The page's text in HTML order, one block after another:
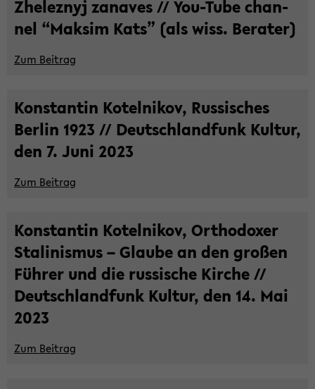
Zhe­lez­nyj za­na­ves // You-​Tube chan­
nel “Mak­sim Kats” (als wiss. Be­ra­ter)
Zum Bei­trag
Kon­stan­tin Ko­tel­ni­kov, Rus­si­sches
Ber­lin 1923 // Deutsch­land­funk Kul­tur,
den 7. Juni 2023
Zum Bei­trag
Kon­stan­tin Ko­tel­ni­kov, Or­tho­do­xer
Sta­li­nis­mus – Glau­be an den gro­ßen
Füh­rer und die rus­si­sche Kir­che //
Deutsch­land­funk Kul­tur, den 14. Mai
2023
Zum Bei­trag